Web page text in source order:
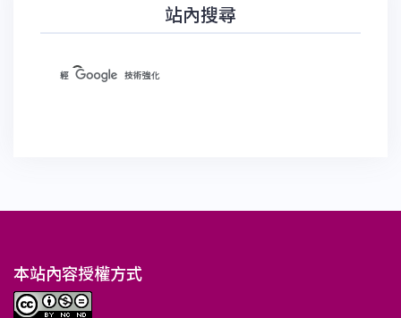
站內搜尋
本站內容授權方式